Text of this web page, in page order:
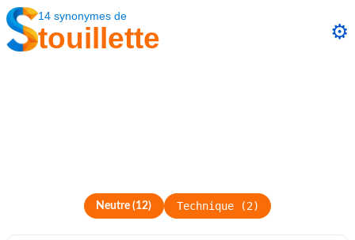
14synonymes de
touillette ⚙️
Neutre (12) Technique(2)